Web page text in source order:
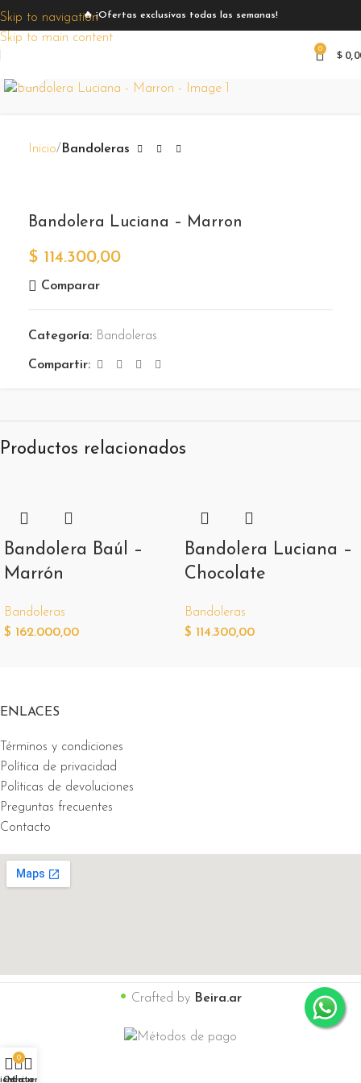
Skip to navigation
Skip to main content
🔥 ¡Ofertas exclusivas todas las semanas!
0 $
Inicio Bandoleras
Bandolera Luciana – Marron
$ 114.300,00
Comparar
Categoría: Bandoleras
Compartir:
Productos relacionados
Bandolera Baúl –
Marrón
Bandoleras
$ 162.000,00
Bandolera Luciana –
Chocolate
Bandoleras
$ 114.300,00
ENLACES
Términos y condiciones
Política de privacidad
Políticas de devoluciones
Preguntas frecuentes
Contacto
• Crafted by Beira.ar
0
Carrito
Mi cuenta